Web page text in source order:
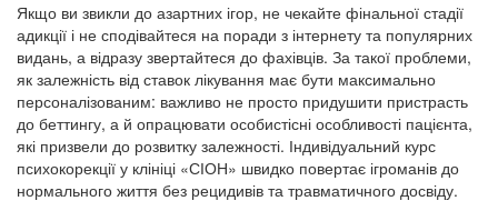
Якщо ви звикли до азартних ігор, не чекайте фінальної стадії
адикції і не сподівайтеся на поради з інтернету та популярних
видань, а відразу звертайтеся до фахівців. За такої проблеми,
як залежність від ставок лікування має бути максимально
персоналізованим: важливо не просто придушити пристрасть
до беттингу, а й опрацювати особистісні особливості пацієнта,
які призвели до розвитку залежності. Індивідуальний курс
психокорекції у клініці «СІОН» швидко повертає ігроманів до
нормального життя без рецидивів та травматичного досвіду.